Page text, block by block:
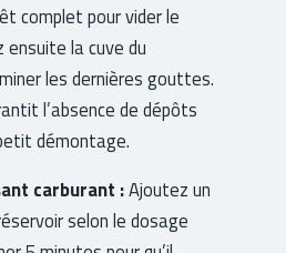
complet pour vider le
la cuve du
les dernières gouttes.
l’absence de dépôts
démontage.
carburant :Ajoutez un
selon le dosage